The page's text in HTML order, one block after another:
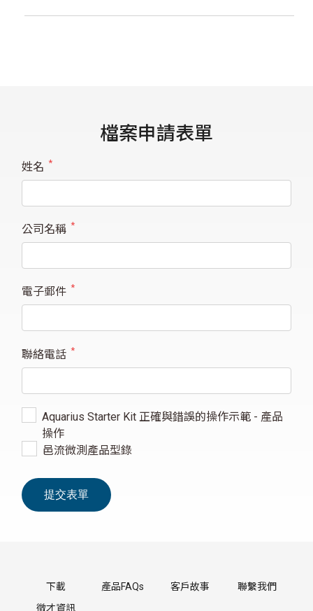
檔案申請表單
姓名 *
公司名稱 *
電子郵件 *
聯絡電話 *
Aquarius Starter Kit 正確與錯誤的操作示範 - 產品
操作
邑流微測產品型錄
下載 產品FAQs 客戶故事
聯繫我們
徵才資訊